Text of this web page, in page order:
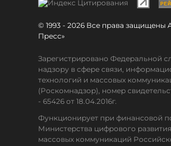
© 1993 - 2026 Все права защищены
Пресс»
Зарегистрировано Федеральной
надзору в сфере связи,
технологий и массовых
(Роскомнадзор), номер
- 65426 от 18.04.2016г.
Функционирует при финансовой
Министерства цифрового
массовых коммуникаций